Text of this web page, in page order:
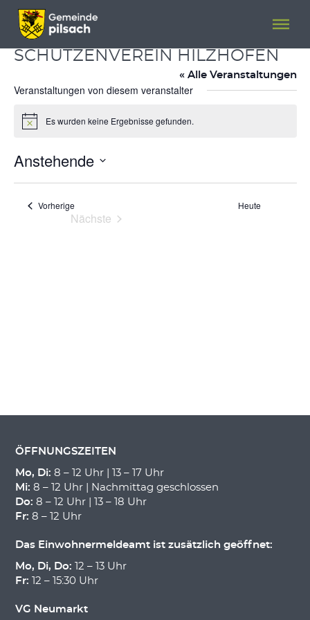
Menü überspringen
Menü überspringen
SCHÜTZENVEREIN HILZHOFEN
« Alle Veranstaltungen
Veranstaltungen von diesem veranstalter
HinweisEs wurden keine Ergebnisse gefunden.
Anstehende
VorherigeVeranstaltungen Heute
Nächste
ÖFFNUNGSZEITEN
Mo, Di: 8 – 12 Uhr | 13 – 17 Uhr
Mi: 8 – 12 Uhr | Nachmittag geschlossen
Do: 8 – 12 Uhr | 13 – 18 Uhr
Fr: 8 – 12 Uhr
Das Einwohnermeldeamt ist zusätzlich geöffnet:
Mo, Di, Do: 12 – 13 Uhr
Fr: 12 – 15:30 Uhr
VG Neumarkt